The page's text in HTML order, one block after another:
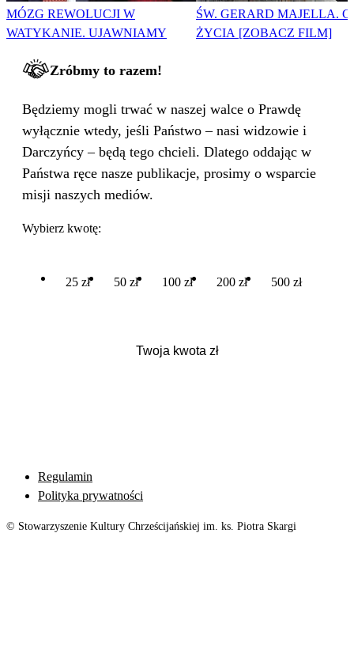
MÓZG REWOLUCJI W
WATYKANIE. UJAWNIAMY
ŚW. GERARD MAJELLA.
ŻYCIA [ZOBACZ FILM]
Zróbmy to razem!
Będziemy mogli trwać w naszej walce o Prawdę
wyłącznie wtedy, jeśli Państwo – nasi widzowie i
Darczyńcy – będą tego chcieli. Dlatego oddając w
Państwa ręce nasze publikacje, prosimy o wsparcie
misji naszych mediów.
Wybierz kwotę:
25 zł 50 zł 100 zł 200 zł 500 zł
Regulamin
Polityka prywatności
© Stowarzyszenie Kultury Chrześcijańskiej im. ks. Piotra Skargi